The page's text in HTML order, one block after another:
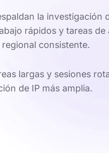
la investigación
rápidos y tareas de
consistente.
largas y sesiones
de IP más amplia.